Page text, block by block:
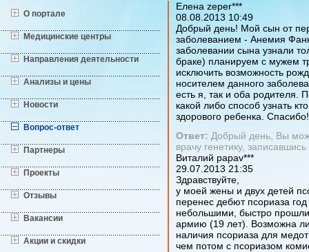
Елена zeper***
08.08.2013 10:49
Добрый день! Мой сын от
заболеванием - Анемия
заболевании сына узнали
браке) планируем с мужем
исключить возможность
носителем данного
есть я, так и оба родителя.
какой либо способ узнать
здорового ребенка. Спасибо!
Ответ: Добрый день, Вы
врачу генетику,
Виталий papav***
29.07.2013 21:35
Здравствуйте,
у моей жены и двух детей
перенес дебют псориаза
небольшими, быстро
армию (19 лет). Возможна ли
наличия псориаза для
чем потом с псориазом
О портале
Медицинские центры
Направления деятельности
Анализы и цены
Новости
Вопрос-ответ
Партнеры
Проекты
Отзывы
Вакансии
Акции и скидки